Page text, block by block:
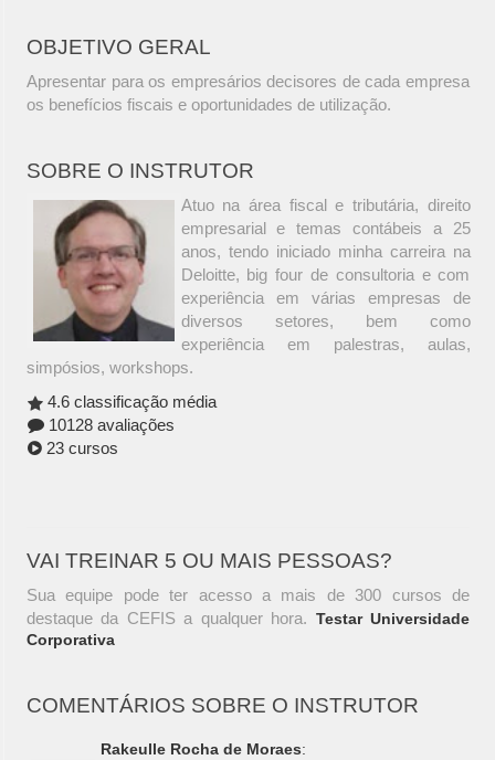
OBJETIVO GERAL
Apresentar para os empresários decisores de cada empresa
os benefícios fiscais e oportunidades de utilização.
SOBRE O INSTRUTOR
Atuo na área fiscal e tributária, direito
empresarial e temas contábeis a 25
anos, tendo iniciado minha carreira na
Deloitte, big four de consultoria e com
experiência em várias empresas de
diversos setores, bem como
experiência em palestras, aulas,
simpósios, workshops.
4.6 classificação média
10128 avaliações
23 cursos
VAI TREINAR 5 OU MAIS PESSOAS?
Sua equipe pode ter acesso a mais de 300 cursos de
destaque da CEFIS a qualquer hora. Testar Universidade
Corporativa
COMENTÁRIOS SOBRE O INSTRUTOR
Rakeulle Rocha de Moraes: